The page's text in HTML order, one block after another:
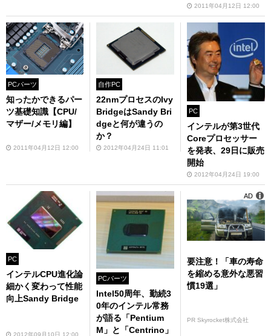
2011年04月12日 12:00
PCパーツ
知ったかできるパー
ツ基礎知識【CPU/
マザー/メモリ編】
2011年04月12日 12:00
自作PC
22nmプロセスのIvy
BridgeはSandy Bri
dgeと何が違うの
か？
2012年04月24日 11:01
PC
インテルが第3世代
Coreプロセッサー
を発表、29日に販売
開始
2012年04月24日 19:00
PC
インテルCPU進化論
細かく変わって性能
向上Sandy Bridge
PCパーツ
Intel50周年、勤続3
0年のインテル常務
が語る「Pentium
M」と「Centrino」
要注意！「車の寿命
を縮める意外な悪習
慣19選」
PR Skyrocket株式会社
AD